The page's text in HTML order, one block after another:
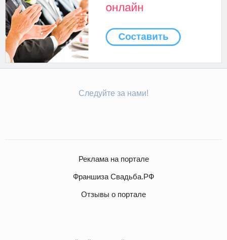
Следуйте за нами!
Реклама на портале
Франшиза Свадьба.РФ
Отзывы о портале